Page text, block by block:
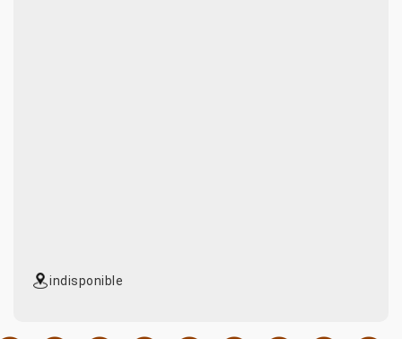
indisponible